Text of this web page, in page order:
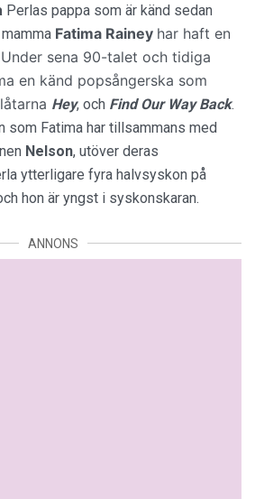
Perlas pappa som är känd sedan
Fatima Rainey har haft en
sena 90-talet och tidiga
en känd popsångerska som
Hey, och Find Our Way Back.
som Fatima har tillsammans med
Nelson, utöver deras
ytterligare fyra halvsyskon på
hon är yngst i syskonskaran.
ANNONS